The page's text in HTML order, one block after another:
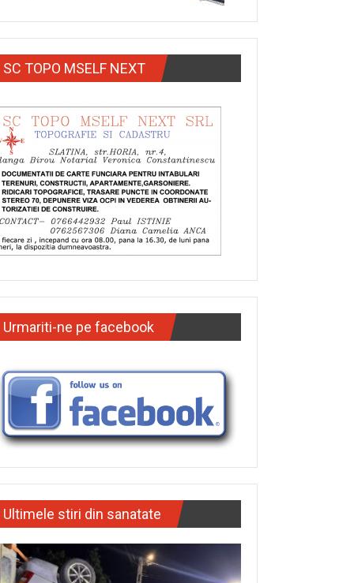
SC TOPO MSELF NEXT
Urmariti-ne pe facebook
Ultimele stiri din sanatate